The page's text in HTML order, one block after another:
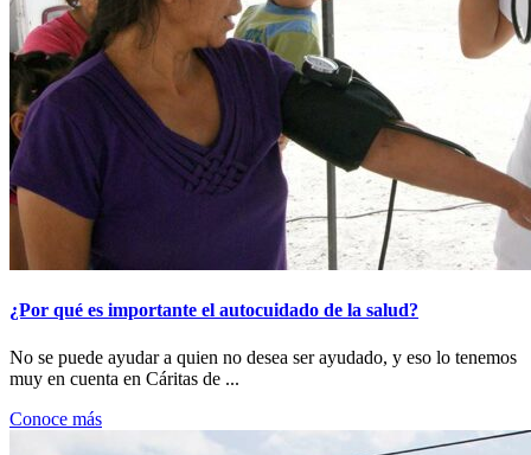
¿Por qué es importante el autocuidado de la salud?
No se puede ayudar a quien no desea ser ayudado, y eso lo tenemos
muy en cuenta en Cáritas de ...
Conoce más